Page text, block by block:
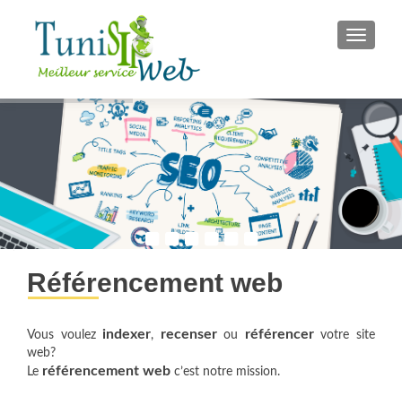
n
t
e
MENU
Référencement web
Vous voulez indexer, recenserou référencervotre site
web?
Le référencement web c’est notre mission.